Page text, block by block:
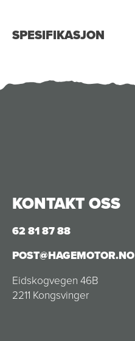
SPESIFIKASJON
KONTAKT OSS
62 81 87 88
POST@HAGEMOTOR.NO
Eidskogvegen 46B
2211 Kongsvinger